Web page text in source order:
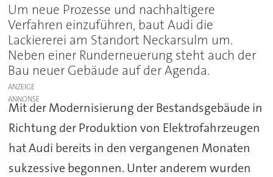
Um neue Prozesse und nachhaltigere
Verfahren einzuführen, baut Audi die
Lackiererei am Standort Neckarsulm um.
Neben einer Runderneuerung steht auch der
Bau neuer Gebäude auf der Agenda.
ANZEIGE
Mit der Modernisierung der Bestandsgebäude in
Richtung der Produktion von Elektrofahrzeugen
hat Audi bereits in den vergangenen Monaten
sukzessive begonnen. Unter anderem wurden